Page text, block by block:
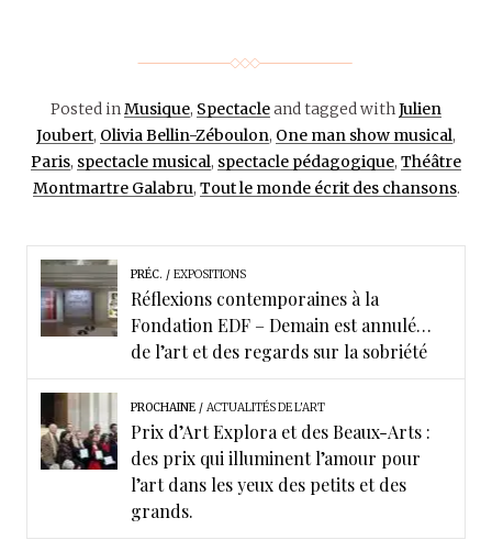
Posted inMusique, Spectacleand tagged withJulien
Joubert, Olivia Bellin-Zéboulon, One man show musical,
Paris, spectacle musical, spectacle pédagogique, Théâtre
Montmartre Galabru, Tout le monde écrit des chansons.
PRÉC. EXPOSITIONS
Réflexions contemporaines à la
Fondation EDF – Demain est annulé…
de l’art et des regards sur la sobriété
PROCHAINE ACTUALITÉS DE L'ART
Prix d’Art Explora et des Beaux-Arts :
des prix qui illuminent l’amour pour
l’art dans les yeux des petits et des
grands.